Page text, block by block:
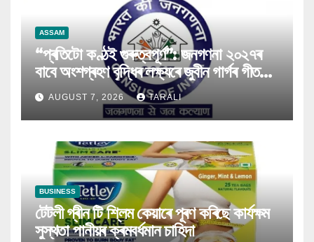
ASSAM
“প্ৰতিটো কণ্ঠই গুৰুত্বপূৰ্ণ”: জনগণনা ২০২৭ৰ
বাবে অংশগ্ৰহণ বৃদ্ধিৰ লক্ষ্যৰে জুবীন গাৰ্গৰ গীত
মুকলিAUGUST 7, 2026 TARALI
BUSINESS
টেটলী গ্ৰীন টি শ্লিম কেয়াৰে পূৰণ কৰিছে কাৰ্যক্ষম
সুস্থতা পানীয়ৰ ক্ৰমবৰ্ধমান চাহিদা